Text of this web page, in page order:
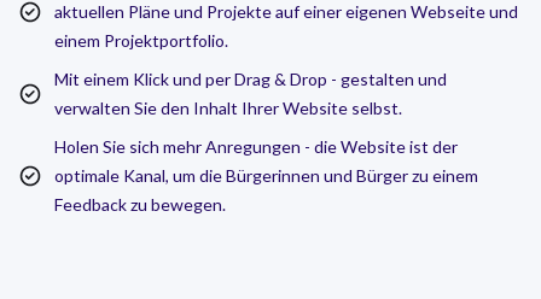
aktuellen Pläne und Projekte auf einer eigenen Webseite und
einem Projektportfolio.
Mit einem Klick und per Drag & Drop - gestalten und
verwalten Sie den Inhalt Ihrer Website selbst.
Holen Sie sich mehr Anregungen - die Website ist der
optimale Kanal, um die Bürgerinnen und Bürger zu einem
Feedback zu bewegen.